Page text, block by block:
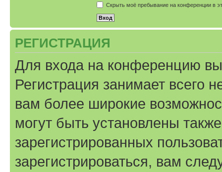
Скрыть моё пребывание на конференции в
РЕГИСТРАЦИЯ
Для входа на конференцию
Регистрация занимает всего
вам более широкие
могут быть установлены
зарегистрированных
зарегистрироваться, вам